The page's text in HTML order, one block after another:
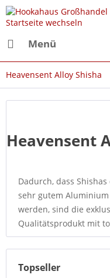
Menü
Heavensent Alloy Shisha
Heavensent
Dadurch, dass
sehr gutem
werden, sind die
Qualitätsprodukt mit
Topseller